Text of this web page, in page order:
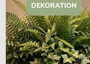
DEKORATION